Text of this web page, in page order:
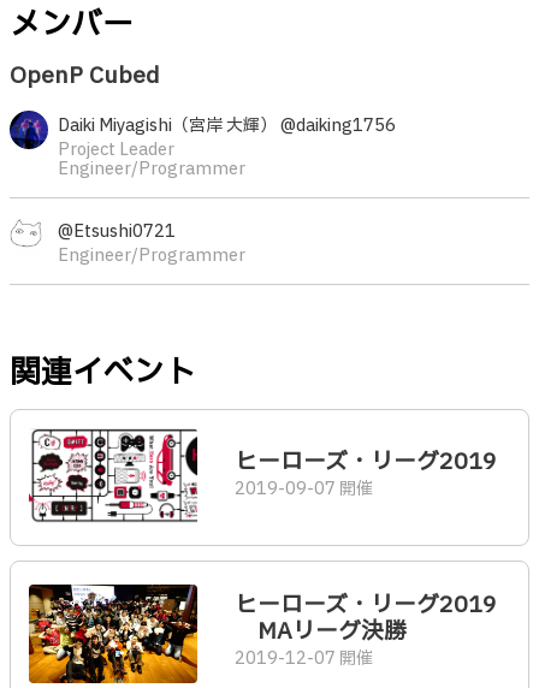
メンバー
OpenP Cubed
Daiki Miyagishi（宮岸 大輝） @daiking1756
Project Leader
Engineer/Programmer
@Etsushi0721
Engineer/Programmer
関連イベント
ヒーローズ・リーグ2019
2019-09-07 開催
ヒーローズ・リーグ2019
MAリーグ決勝
2019-12-07 開催